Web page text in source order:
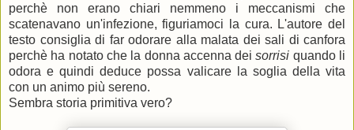
perchè non erano chiari nemmeno i meccanismi che
scatenavano un'infezione, figuriamoci la cura. L'autore del
testo consiglia di far odorare alla malata dei sali di canfora
perchè ha notato che la donna accenna deisorrisi quando li
odora e quindi deduce possa valicare la soglia della vita
con un animo più sereno.
Sembra storia primitiva vero?